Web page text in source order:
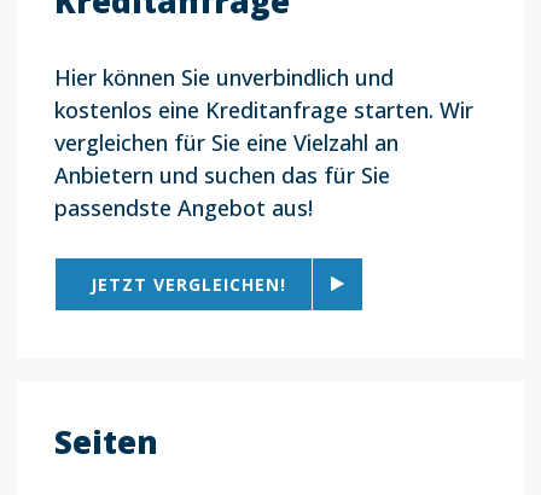
Hier können Sie unverbindlich und
kostenlos eine Kreditanfrage starten. Wir
vergleichen für Sie eine Vielzahl an
Anbietern und suchen das für Sie
passendste Angebot aus!
JETZT VERGLEICHEN!
Seiten